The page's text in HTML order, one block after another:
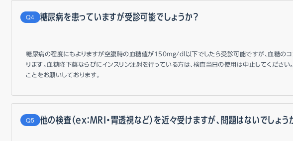
Q 糖尿病を患っていますが受診可能でしょうか？
糖尿病の程度にもよりますが空腹時の血糖値が150mg/dl以下でしたら受診可能ですが、血糖の
ります。血糖降下薬ならびにインスリン注射を行っている方は、検査当日の使用は中止してくださ
ことをお願いしております。
Q 他の検査（ex：MRI・胃透視など）を近々受けますが、問題はないでしょう